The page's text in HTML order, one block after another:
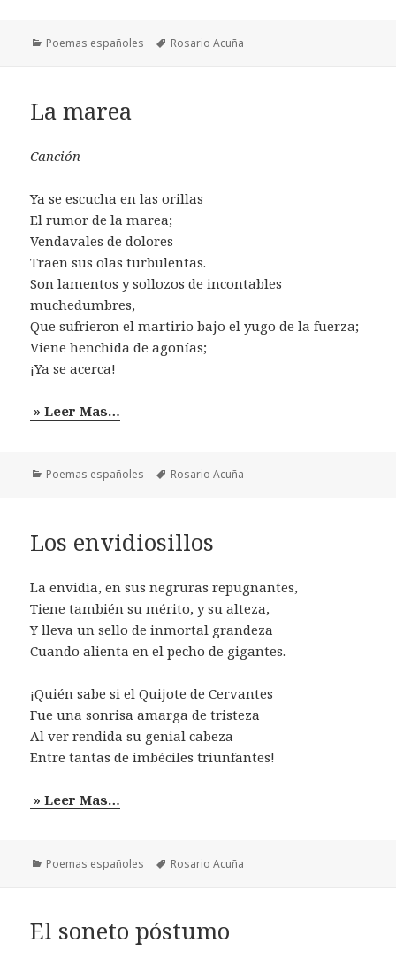
Categorías
Poemas españoles Etiquetas
Rosario Acuña
La marea
Canción
Ya se escucha en las orillas
El rumor de la marea;
Vendavales de dolores
Traen sus olas turbulentas.
Son lamentos y sollozos de incontables
muchedumbres,
Que sufrieron el martirio bajo el yugo de la fuerza;
Viene henchida de agonías;
¡Ya se acerca!
» Leer Mas…
Categorías
Poemas españoles Etiquetas
Rosario Acuña
Los envidiosillos
La envidia, en sus negruras repugnantes,
Tiene también su mérito, y su alteza,
Y lleva un sello de inmortal grandeza
Cuando alienta en el pecho de gigantes.
¡Quién sabe si el Quijote de Cervantes
Fue una sonrisa amarga de tristeza
Al ver rendida su genial cabeza
Entre tantas de imbéciles triunfantes!
» Leer Mas…
Categorías
Poemas españoles Etiquetas
Rosario Acuña
El soneto póstumo